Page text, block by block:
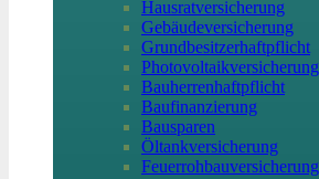
Hausratversicherung
Gebäudeversicherung
Grundbesitzerhaftpflicht
Photovoltaikversicherung
Bauherrenhaftpflicht
Baufinanzierung
Bausparen
Öltankversicherung
Feuerrohbauversicherung